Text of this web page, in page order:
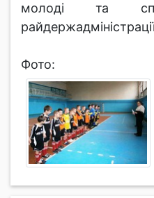
молоді та
Фото: